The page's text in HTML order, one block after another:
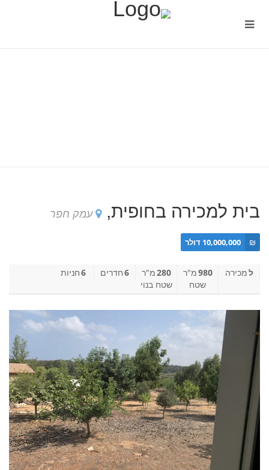
בית למכירה בחופית, עמק חפר
₪ 10,000,000 דולר
למכירה 980מ"ר
שטח
280מ"ר
שטח בנוי
6חדרים 6חניות